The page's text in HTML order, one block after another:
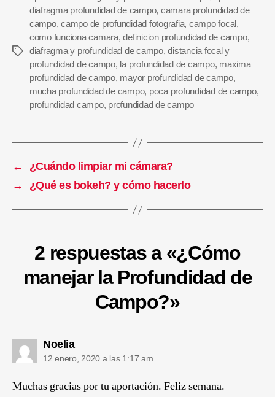
diafragma profundidad de campo, camara profundidad de
campo,campo de profundidad fotografia, campo focal,
como funciona camara,definicion profundidad de campo,
diafragma y profundidad de campo,distancia focal y
profundidad de campo, la profundidad de campo, maxima
profundidad de campo, mayor profundidad de campo,
mucha profundidad de campo, poca profundidad de campo,
profundidad campo, profundidad de campo
←
¿Cuándo limpiar mi cámara?
→
¿Qué es bokeh? y cómo hacerlo
2 respuestas a «¿Cómo
manejar la Profundidad de
Campo?»
Noelia
12 enero, 2020 a las 1:17 am
Muchas gracias por tu aportación. Feliz semana.